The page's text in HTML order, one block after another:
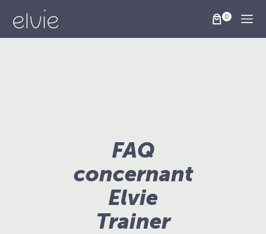
FAQ
concernant
Elvie
Trainer